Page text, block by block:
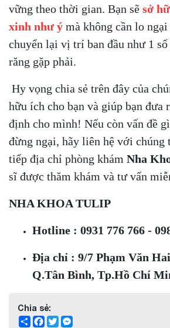
vững theo thời gian. Bạn sẽ sở
xinh như ý mà không cần lo
chuyển lại vị trí ban đầu như 1
răng gặp phải.
Hy vọng chia sẻ trên đây của
hữu ích cho bạn và giúp bạn đưa
định cho mình! Nếu còn vấn đề
đừng ngại, hãy liên hệ với chúng
tiếp địa chỉ phòng khám Nha
sĩ được thăm khám và tư vấn
NHA KHOA TULIP
Hotline : 0931 776 766 -
Địa chỉ : 9/7 Phạm Văn
Q.Tân Bình, Tp.Hồ Chí
Chia sẻ:
ShareFacebook
Twitter